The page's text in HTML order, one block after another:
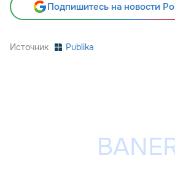
Подпишитесь на новости
Источник Publika